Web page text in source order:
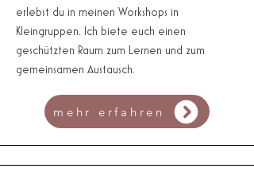
erlebst du in meinen Workshops in
Kleingruppen. Ich biete euch einen
geschützten Raum zum Lernen und zum
gemeinsamen Austausch.
mehr erfahren